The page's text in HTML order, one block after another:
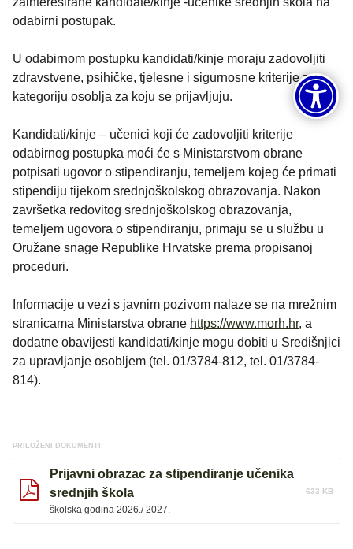
odabirni postupak.
U odabirnom postupku kandidati/kinje moraju zadovoljiti
zdravstvene, psihičke, tjelesne i sigurnosne kriterije za
kategoriju osoblja za koju se prijavljuju.
Kandidati/kinje – učenici koji će zadovoljiti kriterije
odabirnog postupka moći će s Ministarstvom obrane
potpisati ugovor o stipendiranju, temeljem kojeg će primati
stipendiju tijekom srednjoškolskog obrazovanja. Nakon
završetka redovitog srednjoškolskog obrazovanja,
temeljem ugovora o stipendiranju, primaju se u službu u
Oružane snage Republike Hrvatske prema propisanoj
proceduri.
Informacije u vezi s javnim pozivom nalaze se na mrežnim
stranicama Ministarstva obrane https://www.morh.hr, a
dodatne obavijesti kandidati/kinje mogu dobiti u Središnjici
za upravljanje osobljem (tel. 01/3784-812, tel. 01/3784-
814).
PRILOŽENI DOKUMENTI:
Prijavni obrazac za stipendiranje učenika
srednjih škola
školska godina 2026./ 2027.
633 KB